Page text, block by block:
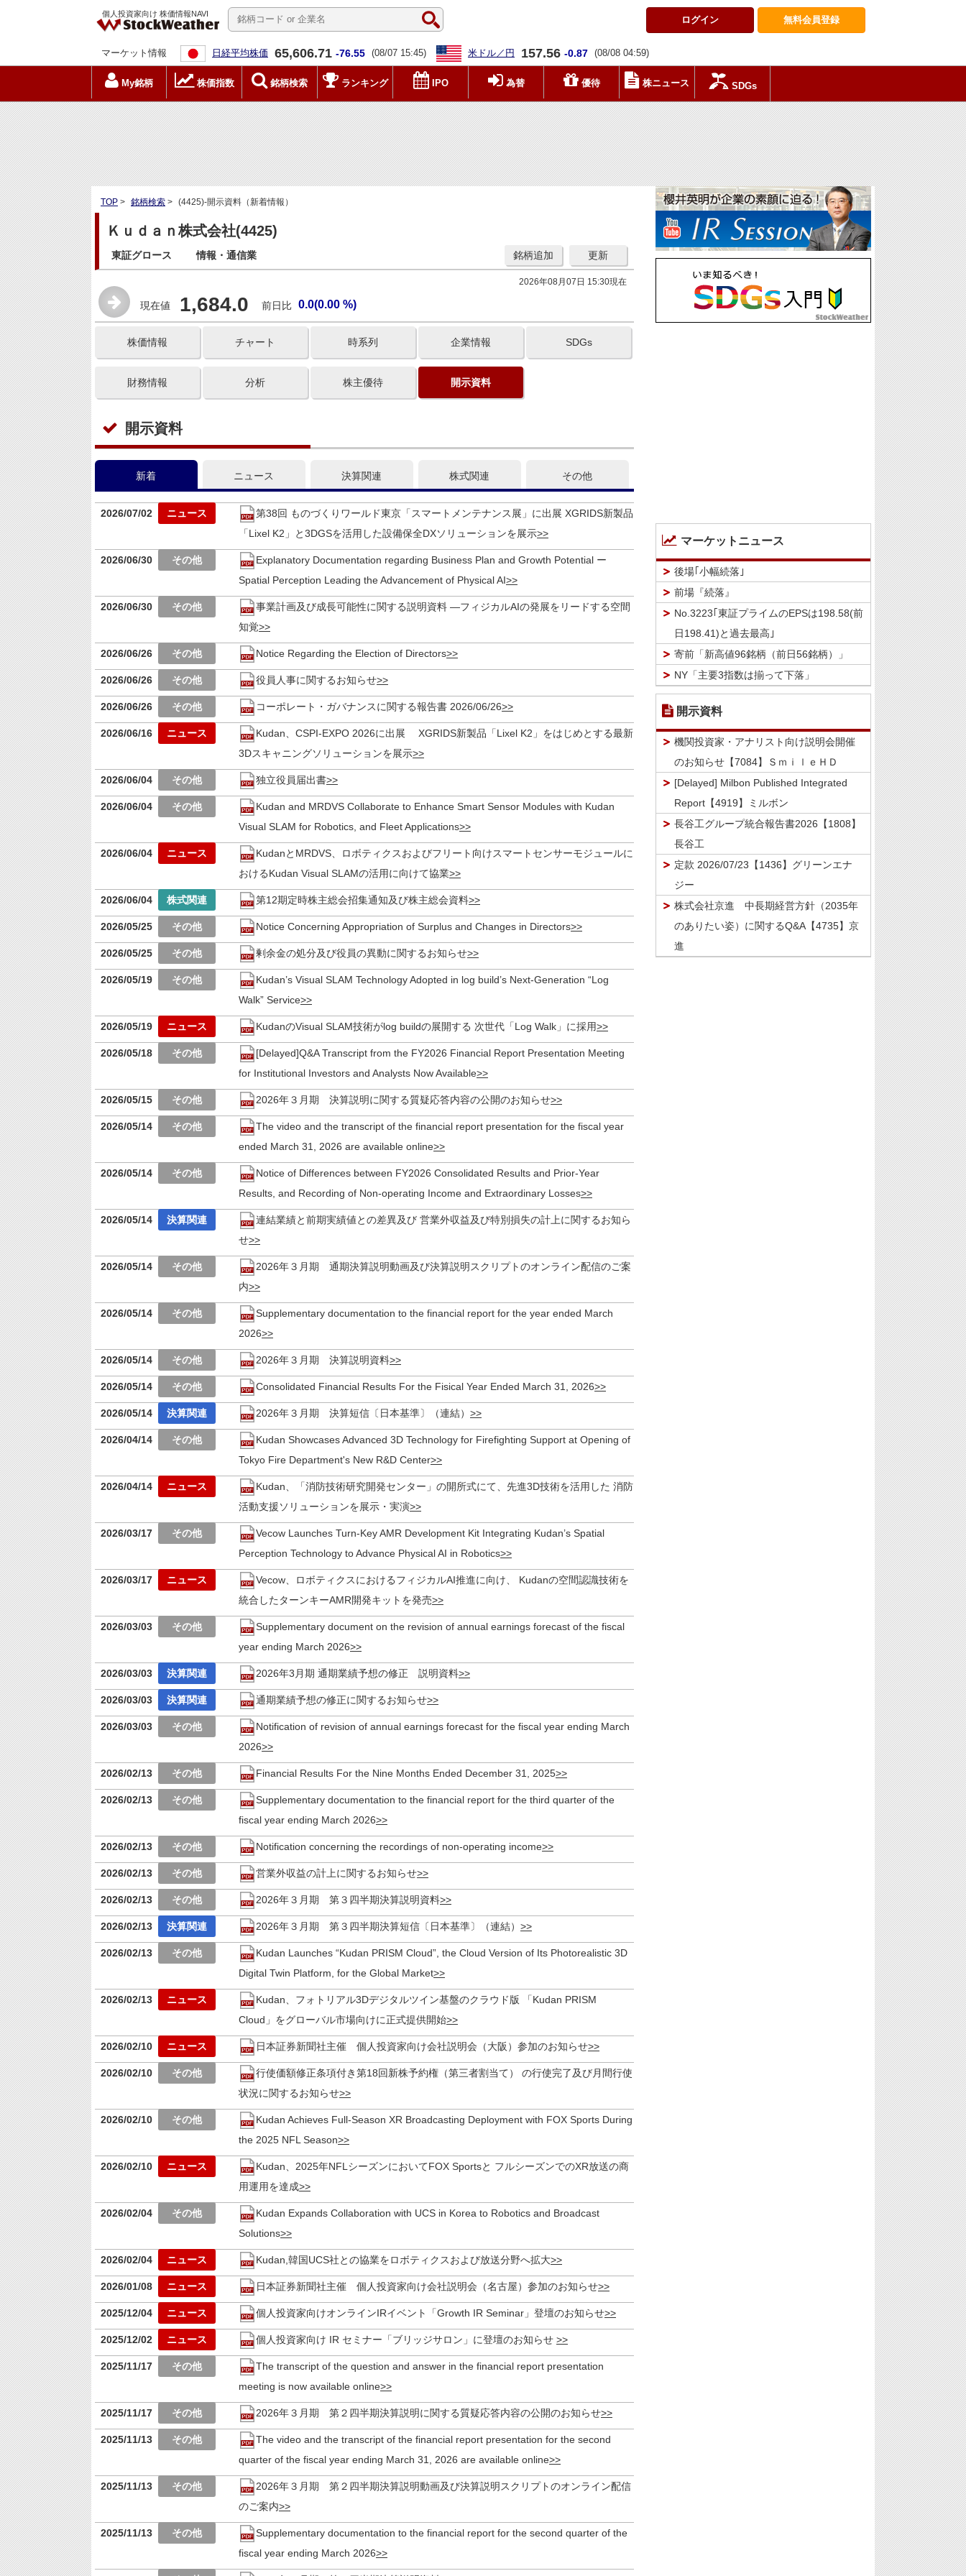
個人投資家向け 株価情報NAVI
無料会員登録
ログイン
マーケット情報 日経平均株価 65,606.71 -76.55 (08/07 15:45) 米ドル／円 157.56 -0.87 (08/08 04:59)
My銘柄 株価指数 銘柄検索 ランキング IPO 為替 優待 株ニュース SDGs
TOP > 銘柄検索 > (4425)-開示資料（新着情報）
Ｋｕｄａｎ株式会社(4425)
東証グロース 情報・通信業 更新
銘柄追加
2026年08月07日 15:30現在
現在値 1,684.0 前日比 0.0(0.00 %)
株価情報 チャート 時系列 企業情報 SDGs
財務情報 分析 株主優待 開示資料
開示資料
新着 ニュース 決算関連 株式関連 その他
2026/07/02
第38回 ものづくりワールド東京「スマートメンテナンス展」に出展 XGRIDS新製品
「Lixel K2」と3DGSを活用した設備保全DXソリューションを展示
2026/06/30
Explanatory Documentation regarding Business Plan and Growth Potential ー
Spatial Perception Leading the Advancement of Physical AI
2026/06/30
事業計画及び成長可能性に関する説明資料 ―フィジカルAIの発展をリードする空間
知覚
2026/06/26 Notice Regarding the Election of Directors
2026/06/26 役員人事に関するお知らせ
2026/06/26 コーポレート・ガバナンスに関する報告書 2026/06/26
2026/06/16
Kudan、CSPI-EXPO 2026に出展 XGRIDS新製品「Lixel K2」をはじめとする最新
3Dスキャニングソリューションを展示
2026/06/04 独立役員届出書
2026/06/04
Kudan and MRDVS Collaborate to Enhance Smart Sensor Modules with Kudan
Visual SLAM for Robotics, and Fleet Applications
2026/06/04
KudanとMRDVS、ロボティクスおよびフリート向けスマートセンサーモジュールに
おけるKudan Visual SLAMの活用に向けて協業
2026/06/04 第12期定時株主総会招集通知及び株主総会資料
2026/05/25 Notice Concerning Appropriation of Surplus and Changes in Directors
2026/05/25 剰余金の処分及び役員の異動に関するお知らせ
2026/05/19
Kudan’s Visual SLAM Technology Adopted in log build’s Next-Generation “Log
Walk” Service
2026/05/19 KudanのVisual SLAM技術がlog buildの展開する 次世代「Log Walk」に採用
2026/05/18
[Delayed]Q&A Transcript from the FY2026 Financial Report Presentation Meeting
for Institutional Investors and Analysts Now Available
2026/05/15 2026年３月期 決算説明に関する質疑応答内容の公開のお知らせ
2026/05/14
The video and the transcript of the financial report presentation for the fiscal year
ended March 31, 2026 are available online
2026/05/14
Notice of Differences between FY2026 Consolidated Results and Prior-Year
Results, and Recording of Non-operating Income and Extraordinary Losses
2026/05/14
連結業績と前期実績値との差異及び 営業外収益及び特別損失の計上に関するお知ら
せ
2026/05/14
2026年３月期 通期決算説明動画及び決算説明スクリプトのオンライン配信のご案
内
2026/05/14
Supplementary documentation to the financial report for the year ended March
2026
2026/05/14 2026年３月期 決算説明資料
2026/05/14 Consolidated Financial Results For the Fisical Year Ended March 31, 2026
2026/05/14 2026年３月期 決算短信〔日本基準〕（連結）
2026/04/14
Kudan Showcases Advanced 3D Technology for Firefighting Support at Opening of
Tokyo Fire Department's New R&D Center
2026/04/14
Kudan、「消防技術研究開発センター」の開所式にて、先進3D技術を活用した 消防
活動支援ソリューションを展示・実演
2026/03/17
Vecow Launches Turn-Key AMR Development Kit Integrating Kudan’s Spatial
Perception Technology to Advance Physical AI in Robotics
2026/03/17
Vecow、ロボティクスにおけるフィジカルAI推進に向け、 Kudanの空間認識技術を
統合したターンキーAMR開発キットを発売
2026/03/03
Supplementary document on the revision of annual earnings forecast of the fiscal
year ending March 2026
2026/03/03 2026年3月期 通期業績予想の修正 説明資料
2026/03/03 通期業績予想の修正に関するお知らせ
2026/03/03
Notification of revision of annual earnings forecast for the fiscal year ending March
2026
2026/02/13 Financial Results For the Nine Months Ended December 31, 2025
2026/02/13
Supplementary documentation to the financial report for the third quarter of the
fiscal year ending March 2026
2026/02/13 Notification concerning the recordings of non-operating income
2026/02/13 営業外収益の計上に関するお知らせ
2026/02/13 2026年３月期 第３四半期決算説明資料
2026/02/13 2026年３月期 第３四半期決算短信〔日本基準〕（連結）
2026/02/13
Kudan Launches “Kudan PRISM Cloud”, the Cloud Version of Its Photorealistic 3D
Digital Twin Platform, for the Global Market
2026/02/13
Kudan、フォトリアル3Dデジタルツイン基盤のクラウド版 「Kudan PRISM
Cloud」をグローバル市場向けに正式提供開始
2026/02/10 日本証券新聞社主催 個人投資家向け会社説明会（大阪）参加のお知らせ
2026/02/10
行使価額修正条項付き第18回新株予約権（第三者割当て） の行使完了及び月間行使
状況に関するお知らせ
2026/02/10
Kudan Achieves Full-Season XR Broadcasting Deployment with FOX Sports During
the 2025 NFL Season
2026/02/10
Kudan、2025年NFLシーズンにおいてFOX Sportsと フルシーズンでのXR放送の商
用運用を達成
2026/02/04
Kudan Expands Collaboration with UCS in Korea to Robotics and Broadcast
Solutions
2026/02/04 Kudan,韓国UCS社との協業をロボティクスおよび放送分野へ拡大
2026/01/08 日本証券新聞社主催 個人投資家向け会社説明会（名古屋）参加のお知らせ
2025/12/04 個人投資家向けオンラインIRイベント「Growth IR Seminar」登壇のお知らせ
2025/12/02 個人投資家向け IR セミナー「ブリッジサロン」に登壇のお知らせ
2025/11/17
The transcript of the question and answer in the financial report presentation
meeting is now available online
2025/11/17 2026年３月期 第２四半期決算説明に関する質疑応答内容の公開のお知らせ
2025/11/13
The video and the transcript of the financial report presentation for the second
quarter of the fiscal year ending March 31, 2026 are available online
2025/11/13
2026年３月期 第２四半期決算説明動画及び決算説明スクリプトのオンライン配信
のご案内
2025/11/13
Supplementary documentation to the financial report for the second quarter of the
fiscal year ending March 2026
マーケットニュース
後場｢小幅続落｣
前場『続落』
No.3223｢東証プライムのEPSは198.58(前
日198.41)と過去最高｣
寄前「新高値96銘柄（前日56銘柄）」
NY「主要3指数は揃って下落」
開示資料
機関投資家・アナリスト向け説明会開催
のお知らせ【7084】ＳｍｉｌｅＨＤ
[Delayed] Milbon Published Integrated
Report【4919】ミルボン
長谷工グループ統合報告書2026【1808】
長谷工
定款 2026/07/23【1436】グリーンエナ
ジー
株式会社京進 中長期経営方針（2035年
のありたい姿）に関するQ&A【4735】京
進